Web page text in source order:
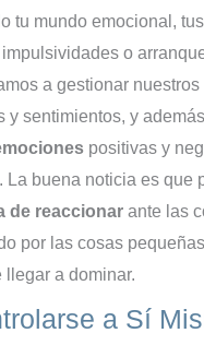
tu mundo emocional, tus
o
a gestionar nuestros
y sentimientos, y además
positivas y
La buena noticia es que
de reaccionarante las
por las cosas
llegar a dominar.
a Sí